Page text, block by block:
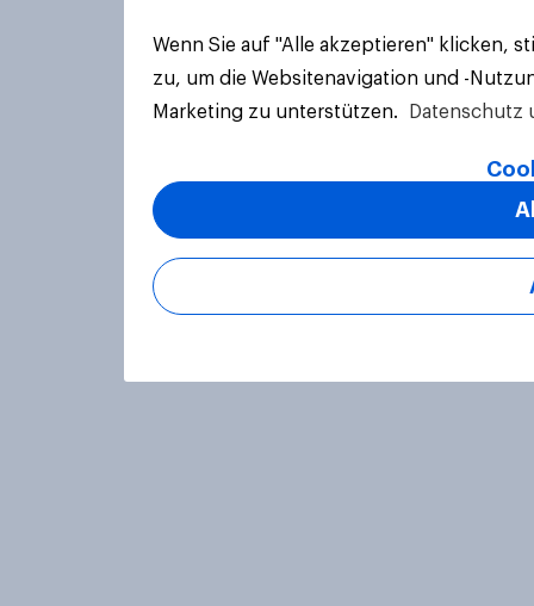
Wenn Sie auf "Alle akzeptieren" klicken,
zu, um die Websitenavigation und -
Marketing zu unterstützen.
Datenschutz